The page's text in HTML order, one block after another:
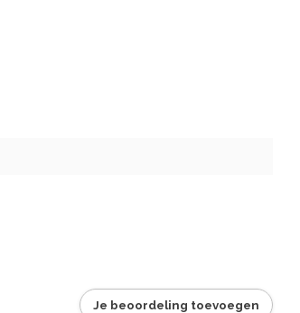
Je beoordeling toevoegen